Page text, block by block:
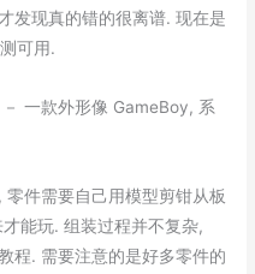
发现真的错的很离谱. 现在是
可用.
－ 一款外形像 GameBoy, 系
件需要自己用模型剪钳从板
能玩. 组装过程并不复杂,
程. 需要注意的是好多零件的